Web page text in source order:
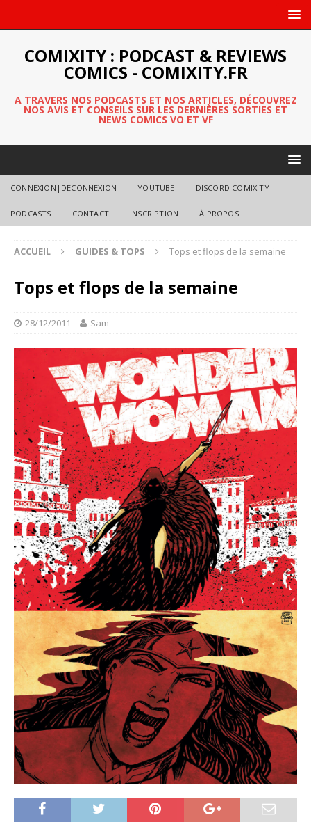
COMIXITY : PODCAST & REVIEWS
COMICS - COMIXITY.FR
A TRAVERS NOS PODCASTS ET NOS ARTICLES, DÉCOUVREZ
NOS AVIS ET CONSEILS SUR LES DERNIÈRES SORTIES ET
NEWS COMICS VO ET VF
CONNEXION|DECONNEXION YOUTUBE DISCORD COMIXITY
PODCASTS CONTACT INSCRIPTION À PROPOS
ACCUEIL GUIDES & TOPS Tops et flops de la semaine
Tops et flops de la semaine
28/12/2011 Sam